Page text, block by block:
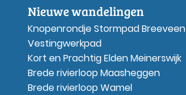
Nieuwe wandelingen
Knopenrondje Stormpad Breeveen
Vestingwerkpad
Kort en Prachtig Elden Meinerswijk
Brede rivierloop Maasheggen
Brede rivierloop Wamel